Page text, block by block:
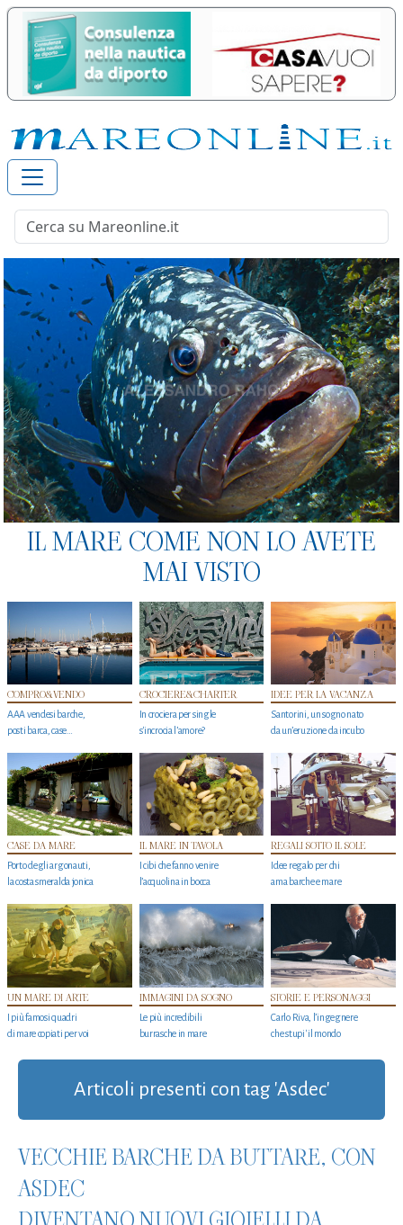
IL MARE COME NON LO AVETE
MAI VISTO
COMPRO&VENDO
AAA vendesi barche,
posti barca, case…
CROCIERE&CHARTER
In crociera per single
s'incrocia l’amore?
IDEE PER LA VACANZA
Santorini, un sogno nato
da un’eruzione da incubo
CASE DA MARE
Porto degli argonauti,
la costa smeralda jonica
IL MARE IN TAVOLA
I cibi che fanno venire
l’acquolina in bocca
REGALI SOTTO IL SOLE
Idee regalo per chi
ama barche e mare
UN MARE DI ARTE
I più famosi quadri
di mare copiati per voi
IMMAGINI DA SOGNO
Le più incredibili
burrasche in mare
STORIE E PERSONAGGI
Carlo Riva, l’ingegnere
che stupi' il mondo
Articoli presenti con tag 'Asdec'
VECCHIE BARCHE DA BUTTARE, CON
ASDEC